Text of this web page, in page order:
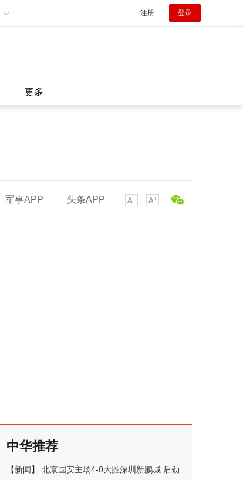
注册 登录
更多
军事APP 头条APP
中华推荐
【新闻】
北京国安主场4-0大胜深圳新鹏城 后劲